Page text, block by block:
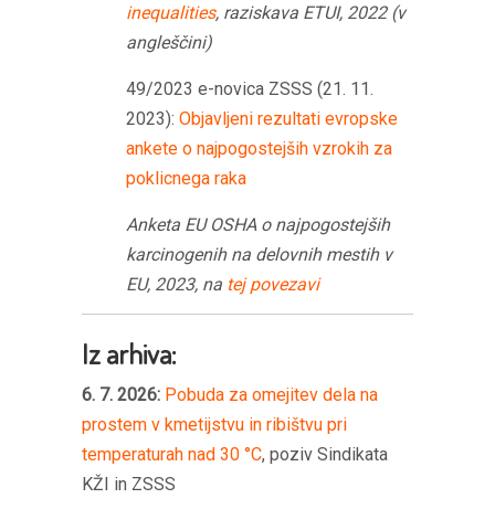
inequalities, raziskava ETUI, 2022 (v
angleščini)
49/2023 e-novica ZSSS (21. 11.
2023): Objavljeni rezultati evropske
ankete o najpogostejših vzrokih za
poklicnega raka
Anketa EU OSHA o najpogostejših
karcinogenih na delovnih mestih v
EU, 2023, na tej povezavi
Iz arhiva:
6. 7. 2026: Pobuda za omejitev dela na
prostem v kmetijstvu in ribištvu pri
temperaturah nad 30 °C, poziv Sindikata
KŽI in ZSSS